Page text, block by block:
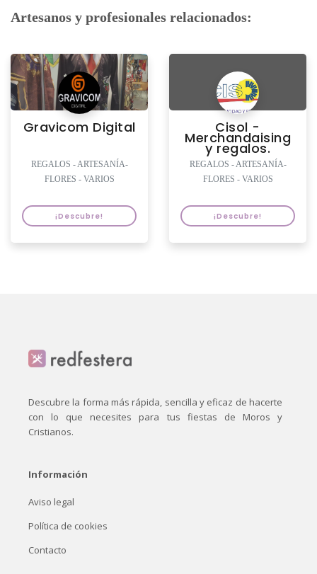
Artesanos y profesionales relacionados:
Gravicom Digital
REGALOS - ARTESANÍA-
FLORES - VARIOS
¡Descubre!
Cisol -
Merchandaising
y regalos.
REGALOS - ARTESANÍA-
FLORES - VARIOS
¡Descubre!
Descubre la forma más rápida, sencilla y eficaz de hacerte
con lo que necesites para tus fiestas de Moros y
Cristianos.
Información
Aviso legal
Política de cookies
Contacto